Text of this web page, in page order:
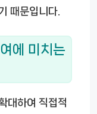
때문입니다.
에 미치는
대하여 직접적